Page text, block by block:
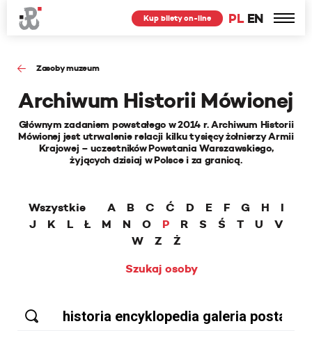
PL EN
Kup bilety on-line
Zasoby muzeum
Archiwum Historii Mówionej
Głównym zadaniem powstałego w 2014 r. Archiwum Historii
Mówionej jest utrwalenie relacji kilku tysięcy żołnierzy Armii
Krajowej – uczestników Powstania Warszawskiego,
żyjących dzisiaj w Polsce i za granicą.
Wszystkie A B C Ć D E F G H
I
J
K L Ł M N O P R S Ś T U
V
W
Z
Ż
Szukaj osoby